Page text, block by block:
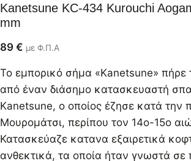
Kanetsune KC-434 Kurouchi
mm
89 € με Φ.Π.Α
Το εμπορικό σήμα «Kanetsune» πήρε
από έναν διάσημο κατασκευαστή
Kanetsune, ο οποίος έζησε κατά την
Μουρομάτσι, περίπου τον 14ο-15ο
Κατασκεύαζε κατανα εξαιρετικά
ανθεκτικά, τα οποία ήταν γνωστά σε